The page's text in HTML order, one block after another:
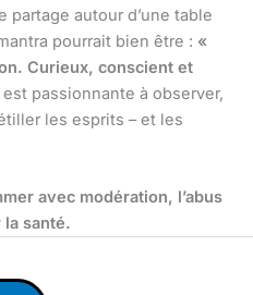
autour d’une table
pourrait bien être : «
Curieux, conscient et
passionnante à observer,
les esprits – et les
avec modération, l’abus
la santé.